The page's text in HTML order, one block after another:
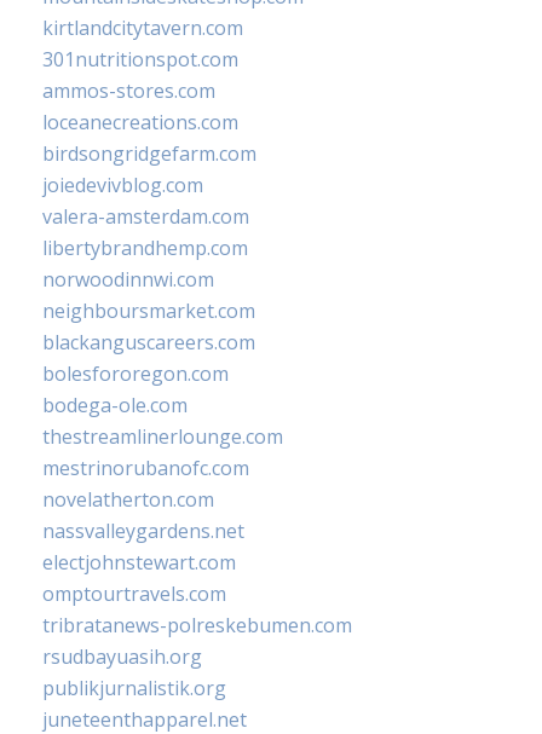
kirtlandcitytavern.com
301nutritionspot.com
ammos-stores.com
loceanecreations.com
birdsongridgefarm.com
joiedevivblog.com
valera-amsterdam.com
libertybrandhemp.com
norwoodinnwi.com
neighboursmarket.com
blackanguscareers.com
bolesfororegon.com
bodega-ole.com
thestreamlinerlounge.com
mestrinorubanofc.com
novelatherton.com
nassvalleygardens.net
electjohnstewart.com
omptourtravels.com
tribratanews-polreskebumen.com
rsudbayuasih.org
publikjurnalistik.org
juneteenthapparel.net